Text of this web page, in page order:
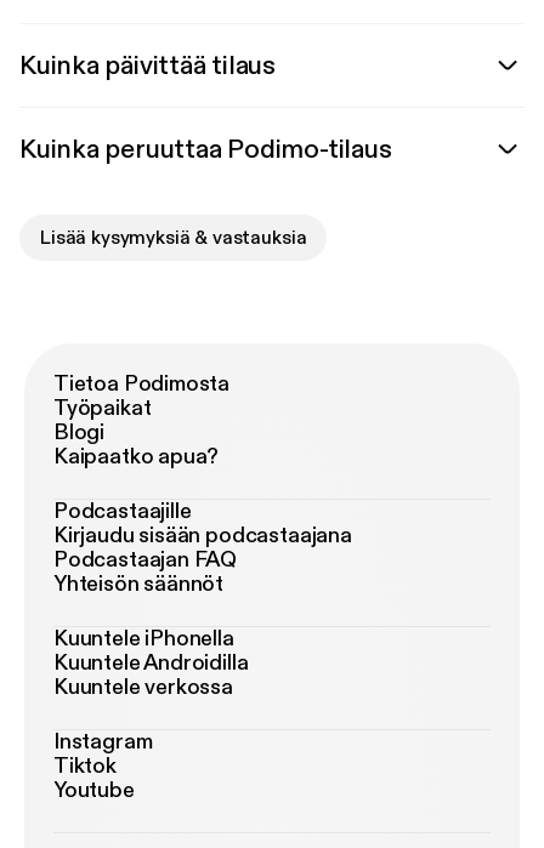
Kuinka päivittää tilaus
Kuinka peruuttaa Podimo-tilaus
Lisää kysymyksiä & vastauksia
Tietoa Podimosta
Työpaikat
Blogi
Kaipaatko apua?
Podcastaajille
Kirjaudu sisään podcastaajana
Podcastaajan FAQ
Yhteisön säännöt
Kuuntele iPhonella
Kuuntele Androidilla
Kuuntele verkossa
Instagram
Tiktok
Youtube